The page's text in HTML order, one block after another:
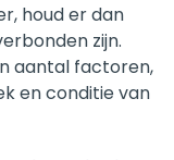
houd er dan
zijn.
aantal factoren,
en conditie van